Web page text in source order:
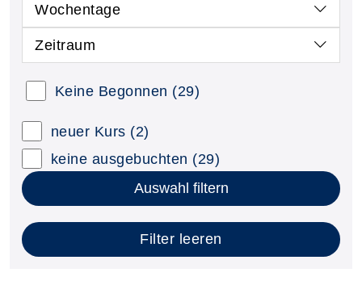
Wochentage
Zeitraum
Keine Begonnen (29)
neuer Kurs (2)
keine ausgebuchten (29)
Auswahl filtern
Filter leeren